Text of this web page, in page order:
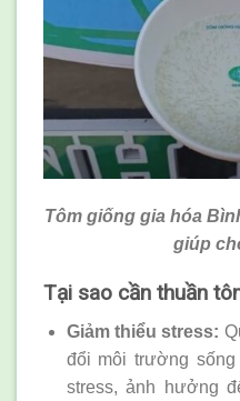
Tôm giống gia hóa
giúp
Tại sao cần thuần
Giảm thiểu stress:
đổi môi trường
stress, ảnh hưởng